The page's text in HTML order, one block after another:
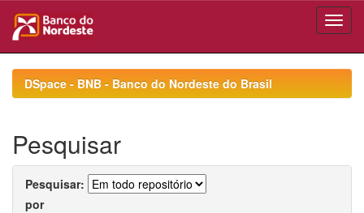
navigationDSpace - BNB - Banco do Nordeste do Brasil
Pesquisar
Pesquisar:
por